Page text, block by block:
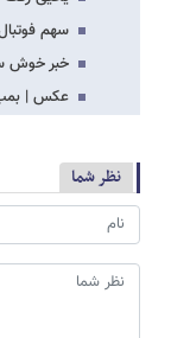
سهم
خبر خوش
عکس |
نظر شما